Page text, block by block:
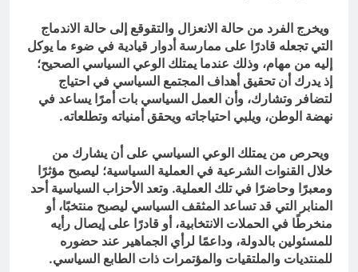
ويخرج الفرد من حالة الانعزال والتقوقع إلى حالة الاندماج
التي تجعله قادرًا على ممارسة أدوار قيادية في ضوء ما يوكل
إليه من مهام، وذلك عندما يمتلك الوعي السياسي الصحيح؛
إذ يدرك أن تحقيق أهداف المجتمع السياسي في احتياج
لتضافر وتشارك، وأن العمل السياسي بات أمرًا يساعد في
نهضة الوطن، ويلبي احتياجاته ويحقق أمنياته وتطلعاته.
ويحرص من يمتلك الوعي السياسي على أن يشارك من
خلال القنوات الشرعية في العملية السياسية؛ ليصبح مؤثرًا
ومعبرًا وحاضرًا في تلك العملية. وتعد الأحزاب السياسية أحد
المنابر التي قد تساعد المثقف السياسي ليصبح منتخبًا، أو
منخرطًا في الحملات الانتخابية، أو قادرًا على إيصال رأيه
للمسئولين بالدولة، وداعمًا لرأي الجماهير عند حضوره
للمنتديات والملتقيات والمؤتمرات ذات الطابع السياسي.